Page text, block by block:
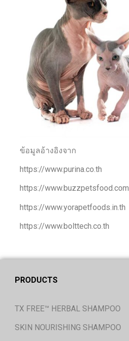
ข้อมูลอ้างอิงจาก
https://www.purina.co.th
https://www.buzzpetsfood.com
https://www.yorapetfoods.in.th
https://www.bolttech.co.th
PRODUCTS
TX FREE™ HERBAL SHAMPOO
SKIN NOURISHING SHAMPOO